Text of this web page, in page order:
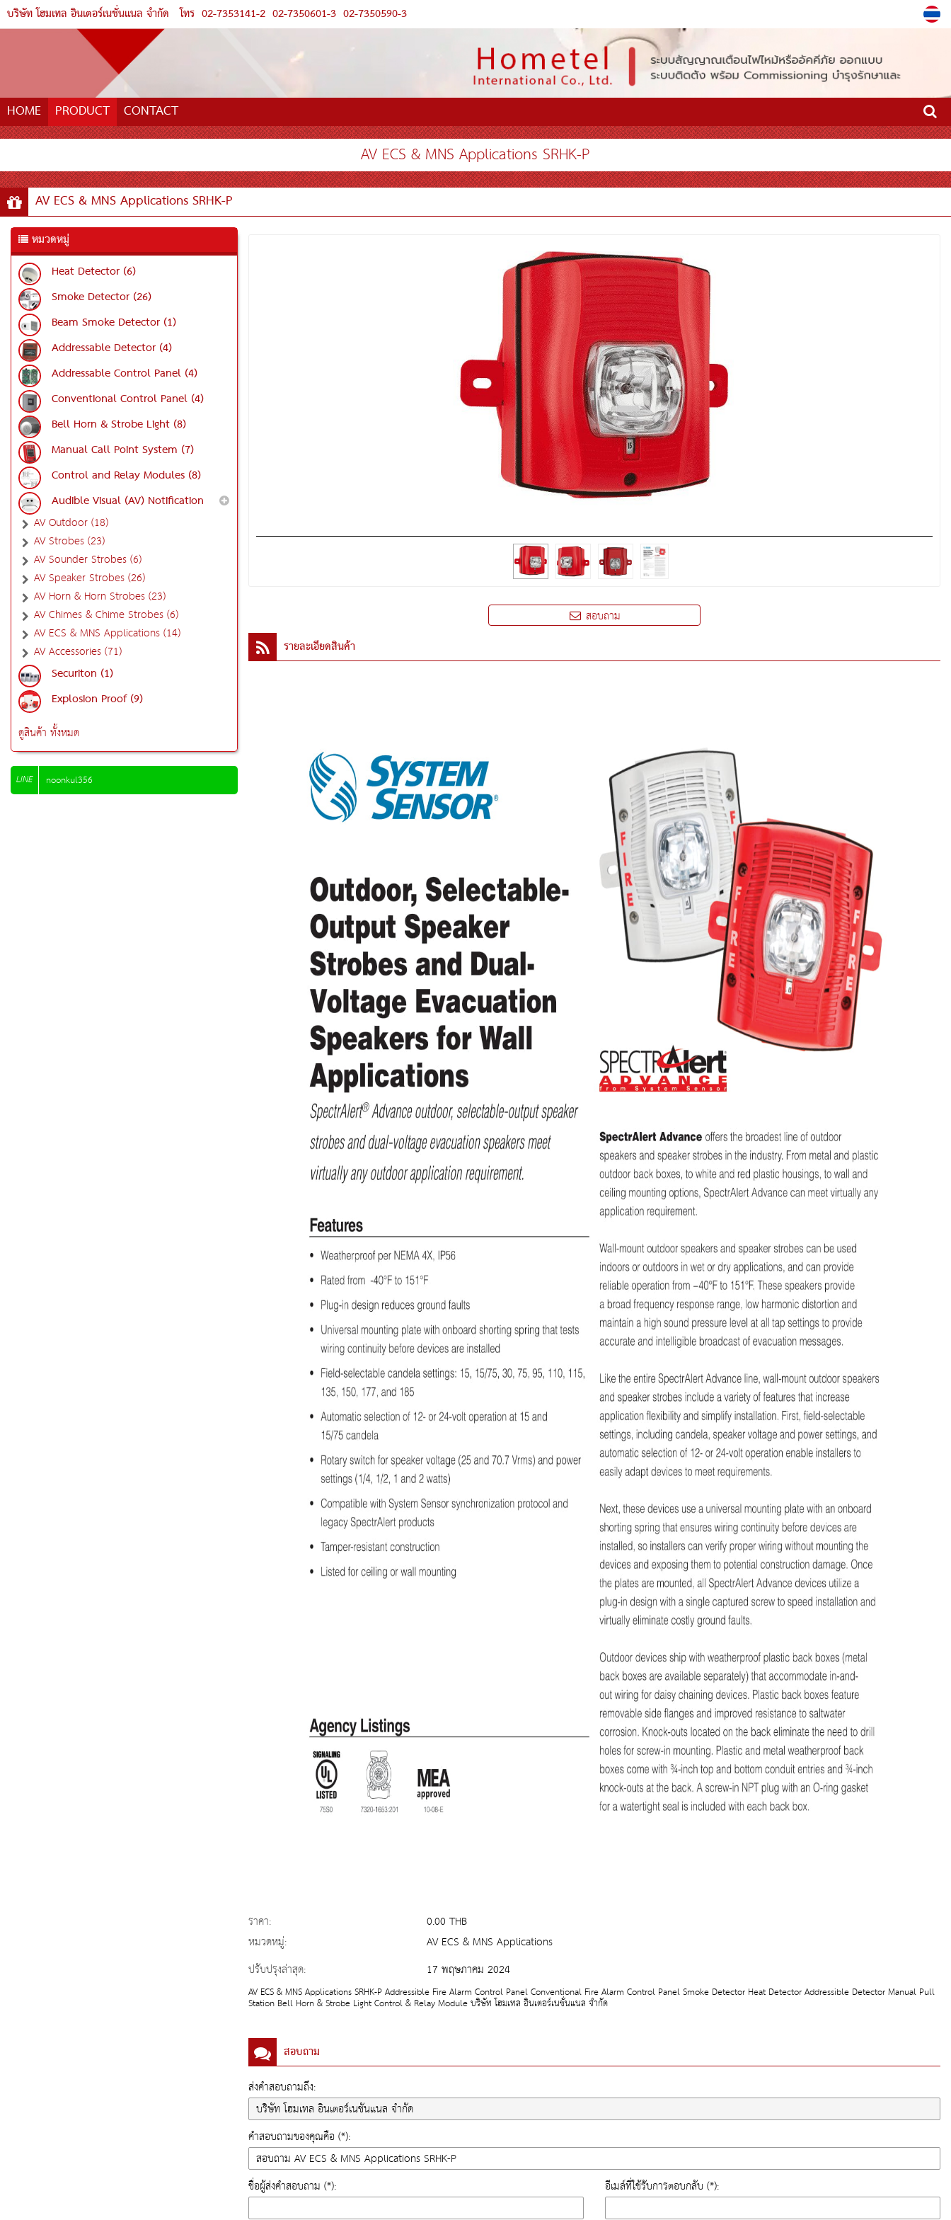
บริษัท โฮมเทล อินเตอร์เนชั่นแนล จำกัด โทร 02-7353141-2 02-7350601-3 02-7350590-3
HOME PRODUCT CONTACT
AV ECS & MNS Applications SRHK-P
AV ECS & MNS Applications SRHK-P
หมวดหมู่
Heat Detector (6)
Smoke Detector (26)
Beam Smoke Detector (1)
Addressable Detector (4)
Addressable Control Panel (4)
Conventional Control Panel (4)
Bell Horn & Strobe Light (8)
Manual Call Point System (7)
Control and Relay Modules (8)
Audible Visual (AV) Notification
AV Outdoor (18)
AV Strobes (23)
AV Sounder Strobes (6)
AV Speaker Strobes (26)
AV Horn & Horn Strobes (23)
AV Chimes & Chime Strobes (6)
AV ECS & MNS Applications (14)
AV Accessories (71)
Securiton (1)
Explosion Proof (9)
ดูสินค้า ทั้งหมด
LINE noonkul356
สอบถาม
รายละเอียดสินค้า
ราคา:
0.00 THB
หมวดหมู่:
AV ECS & MNS Applications
ปรับปรุงล่าสุด:
17 พฤษภาคม 2024
AV ECS & MNS Applications SRHK-P Addressible Fire Alarm Control Panel Conventional Fire Alarm Control Panel Smoke Detector Heat Detector Addressible Detector Manual Pull
Station Bell Horn & Strobe Light Control & Relay Module บริษัท โฮมเทล อินเตอร์เนชั่นแนล จำกัด
สอบถาม
ส่งคำสอบถามถึง:
คำสอบถามของคุณคือ (*):
ชื่อผู้ส่งคำสอบถาม (*): อีเมล์ที่ใช้รับการตอบกลับ (*):